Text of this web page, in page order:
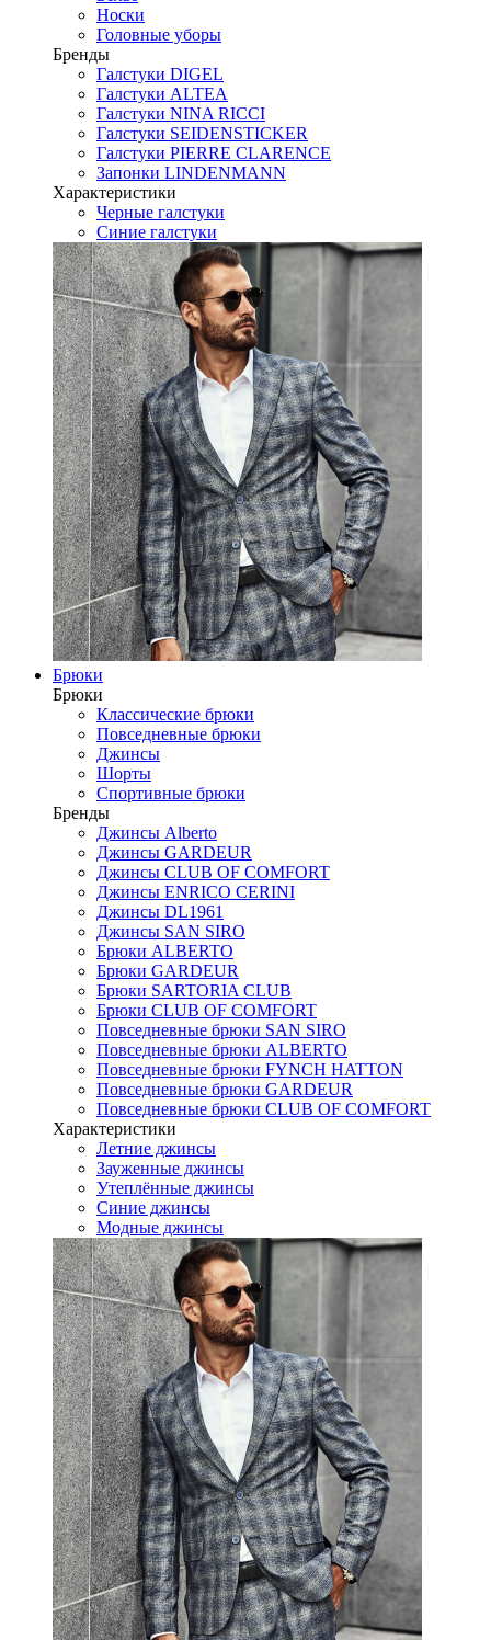
Носки
Головные уборы
Бренды
Галстуки DIGEL
Галстуки ALTEA
Галстуки NINA RICCI
Галстуки SEIDENSTICKER
Галстуки PIERRE CLARENCE
Запонки LINDENMANN
Характеристики
Черные галстуки
Синие галстуки
Брюки
Брюки
Классические брюки
Повседневные брюки
Джинсы
Шорты
Спортивные брюки
Бренды
Джинсы Alberto
Джинсы GARDEUR
Джинсы CLUB OF COMFORT
Джинсы ENRICO CERINI
Джинсы DL1961
Джинсы SAN SIRO
Брюки ALBERTO
Брюки GARDEUR
Брюки SARTORIA CLUB
Брюки CLUB OF COMFORT
Повседневные брюки SAN SIRO
Повседневные брюки ALBERTO
Повседневные брюки FYNCH HATTON
Повседневные брюки GARDEUR
Повседневные брюки CLUB OF COMFORT
Характеристики
Летние джинсы
Зауженные джинсы
Утеплённые джинсы
Синие джинсы
Модные джинсы